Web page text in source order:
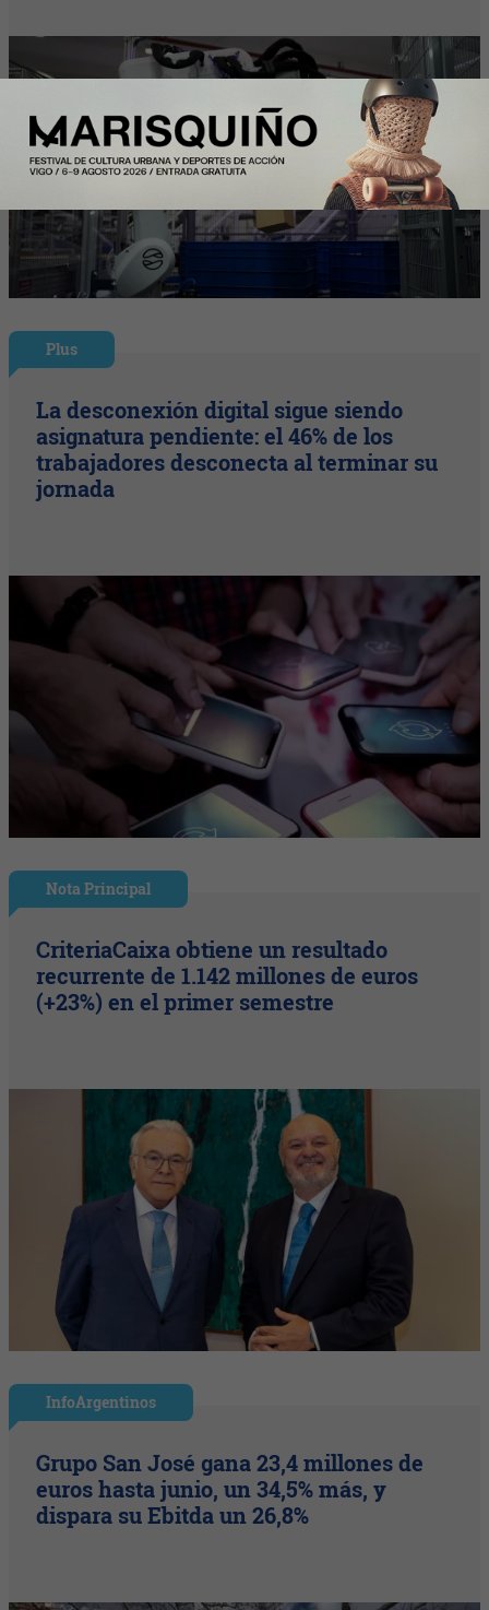
Plus
La desconexión digital sigue siendo
asignatura pendiente: el 46% de los
trabajadores desconecta al terminar su
jornada
Nota Principal
CriteriaCaixa obtiene un resultado
recurrente de 1.142 millones de euros
(+23%) en el primer semestre
InfoArgentinos
Grupo San José gana 23,4 millones de
euros hasta junio, un 34,5% más, y
dispara su Ebitda un 26,8%